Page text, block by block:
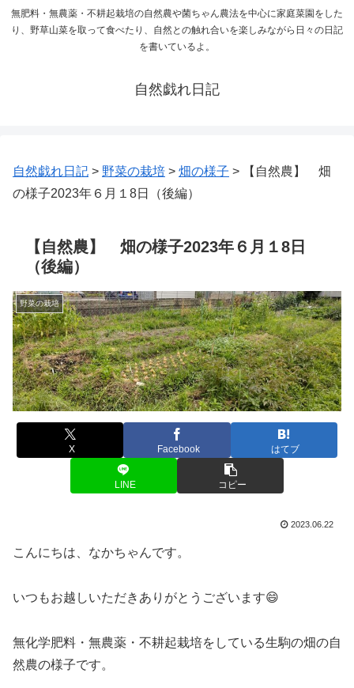
無肥料・無農薬・不耕起栽培の自然農や菌ちゃん農法を中心に家庭菜園をした
り、野草山菜を取って食べたり、自然との触れ合いを楽しみながら日々の日記
を書いているよ。
自然戯れ日記
自然戯れ日記 > 野菜の栽培 > 畑の様子 >
【自然農】 畑
の様子2023年６月１8日（後編）
【自然農】 畑の様子2023年６月１8日
（後編）
野菜の栽培
X Facebook はてブ
LINE コピー
2023.06.22
こんにちは、なかちゃんです。
いつもお越しいただきありがとうございます😄
無化学肥料・無農薬・不耕起栽培をしている生駒の畑の自
然農の様子です。